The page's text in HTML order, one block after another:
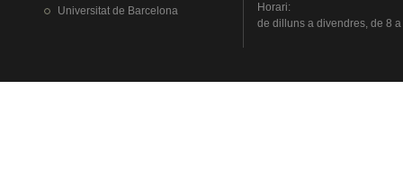
Universitat de Barcelona Horari:
de dillunsa divendres, de 8